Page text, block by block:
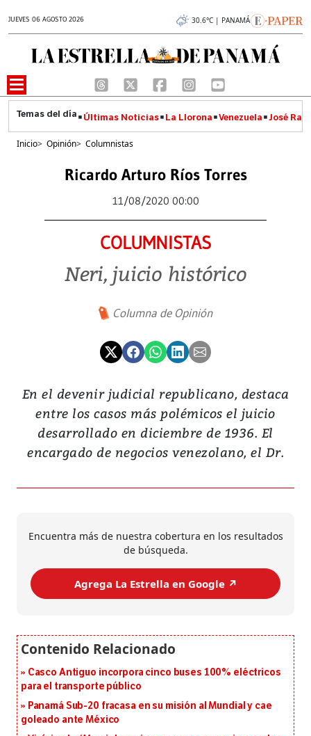
JUEVES 06 AGOSTO 2026 30.6°C | PANAMÁ
Últimas Noticias La Llorona Venezuela José
Inicio> Opinión> Columnistas
Ricardo Arturo Ríos Torres
11/08/2020 00:00
COLUMNISTAS
Neri, juicio histórico
Columna de Opinión
En el devenir judicial republicano, destaca
entre los casos más polémicos el juicio
desarrollado en diciembre de 1936. El
encargado de negocios venezolano, el Dr.
Encuentra más de nuestra cobertura en los resultados
de búsqueda.
Agrega La Estrella en Google ↗️
Casco Antiguo incorpora cinco buses 100% eléctricos
para el transporte público
Panamá Sub-20 fracasa en su misión al Mundial y cae
goleado ante México